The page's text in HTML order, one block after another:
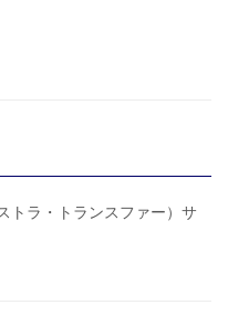
トラ・トランスファー）サ